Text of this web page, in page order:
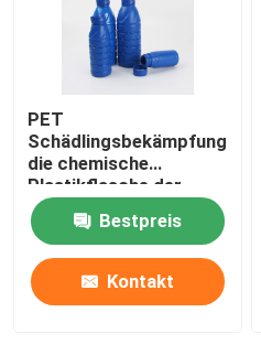
Plastikflüssige Flasche e
PET
die chemische
Plastikflasche der
Flaschen-100ml 200ml
500ml 1000ml
verpacken
Bestpreis
Kontakt